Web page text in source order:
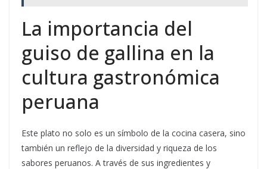
La importancia del
guiso de gallina en la
cultura gastronómica
peruana
Este plato no solo es un símbolo de la cocina casera, sino
también un reflejo de la diversidad y riqueza de los
sabores peruanos. A través de sus ingredientes y